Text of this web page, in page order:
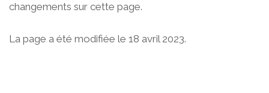
changements sur cette page.
La page a été modifiée le 18 avril 2023.